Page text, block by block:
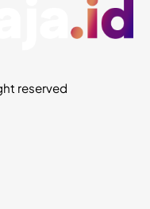
reserved